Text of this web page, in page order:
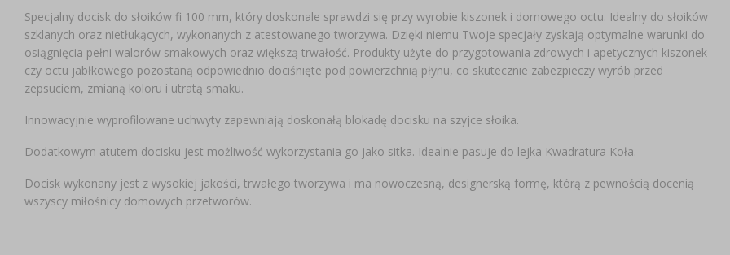
Specjalny docisk do słoików fi 100 mm, który doskonale sprawdzi się przy wyrobie kiszonek i domowego octu. Idealny do słoików
szklanych oraz nietłukących, wykonanych z atestowanego tworzywa. Dzięki niemu Twoje specjały zyskają optymalne warunki do
osiągnięcia pełni walorów smakowych oraz większą trwałość. Produkty użyte do przygotowania zdrowych i apetycznych kiszonek
czy octu jabłkowego pozostaną odpowiednio dociśnięte pod powierzchnią płynu, co skutecznie zabezpieczy wyrób przed
zepsuciem, zmianą koloru i utratą smaku.
Innowacyjnie wyprofilowane uchwyty zapewniają doskonałą blokadę docisku na szyjce słoika.
Dodatkowym atutem docisku jest możliwość wykorzystania go jako sitka. Idealnie pasuje do lejka Kwadratura Koła.
Docisk wykonany jest z wysokiej jakości, trwałego tworzywa i ma nowoczesną, designerską formę, którą z pewnością docenią
wszyscy miłośnicy domowych przetworów.